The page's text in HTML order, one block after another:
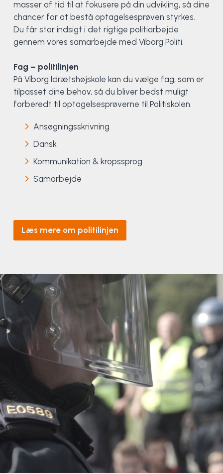
masser af tid til at fokusere på din udvikling, så dine
chancer for at bestå optagelsesprøven styrkes.
Du får stor indsigt i det rigtige politiarbejde
gennem vores samarbejde med Viborg Politi.
Fag – politilinjen
På Viborg Idrætshøjskole kan du vælge fag, som er
tilpasset dine behov, så du bliver bedst muligt
forberedt til optagelsesprøverne til Politiskolen.
Ansøgningsskrivning
Dansk
Kommunikation & kropssprog
Samarbejde
Læs mere om politilinjen
Elevportræt
Brochure
Priser
Fitness
Fodbold
Friluftsliv
Futsal
Golf
HYROX
Klatring
OCR
Pardans
Rytmisk gymnastik
Ski & snowboard
Spring
Styrketræning
Surf
Organisk værksted
Sportsmassør
Strik og Hækling
Udekøkken
Ølbrygning
Køn, krop og seksualitet
Politi-teori
Ro på
Sportspsykologi
Træner- og lederakademi
Projektleder
Sportsmassør
Træner- og lederakademi
OCR i Spanien
Skitur til Norge
Surf i Marokko
Mille Sigsgaard Christensen
Peter Fuglsang
Thomas Skovgaard
Trine Rask-Nielsen
Troels Rasmussen
Viborg Elitehold